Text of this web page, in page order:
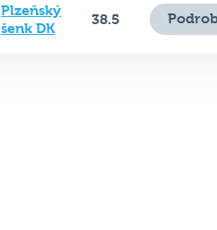
Plzeňský
šenk DK
38.5